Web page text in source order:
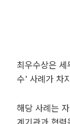
최우수상은
수' 사례가 차
해당 사례는